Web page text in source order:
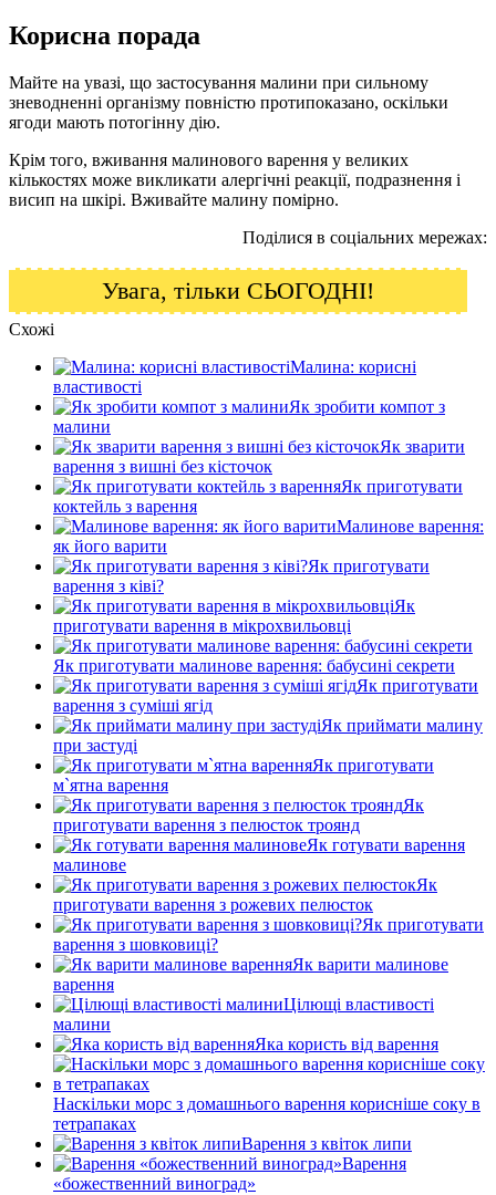
Корисна порада
Майте на увазі, що застосування малини при сильному
зневодненні організму повністю протипоказано, оскільки
ягоди мають потогінну дію.
Крім того, вживання малинового варення у великих
кількостях може викликати алергічні реакції, подразнення і
висип на шкірі. Вживайте малину помірно.
Поділися в соціальних мережах:
Увага, тільки СЬОГОДНІ!
Схожі
Малина: корисні
властивості
Як зробити компот з
малини
Як зварити
варення з вишні без кісточок
Як приготувати
коктейль з варення
Малинове варення:
як його варити
Як приготувати
варення з ківі?
Як
приготувати варення в мікрохвильовці
Як приготувати малинове варення: бабусині секрети
Як приготувати
варення з суміші ягід
Як приймати малину
при застуді
Як приготувати
м`ятна варення
Як
приготувати варення з пелюсток троянд
Як готувати варення
малинове
Як
приготувати варення з рожевих пелюсток
Як приготувати
варення з шовковиці?
Як варити малинове
варення
Цілющі властивості
малини
Яка користь від варення
Наскільки морс з домашнього варення корисніше соку в
тетрапаках
Варення з квіток липи
Варення
«божественний виноград»